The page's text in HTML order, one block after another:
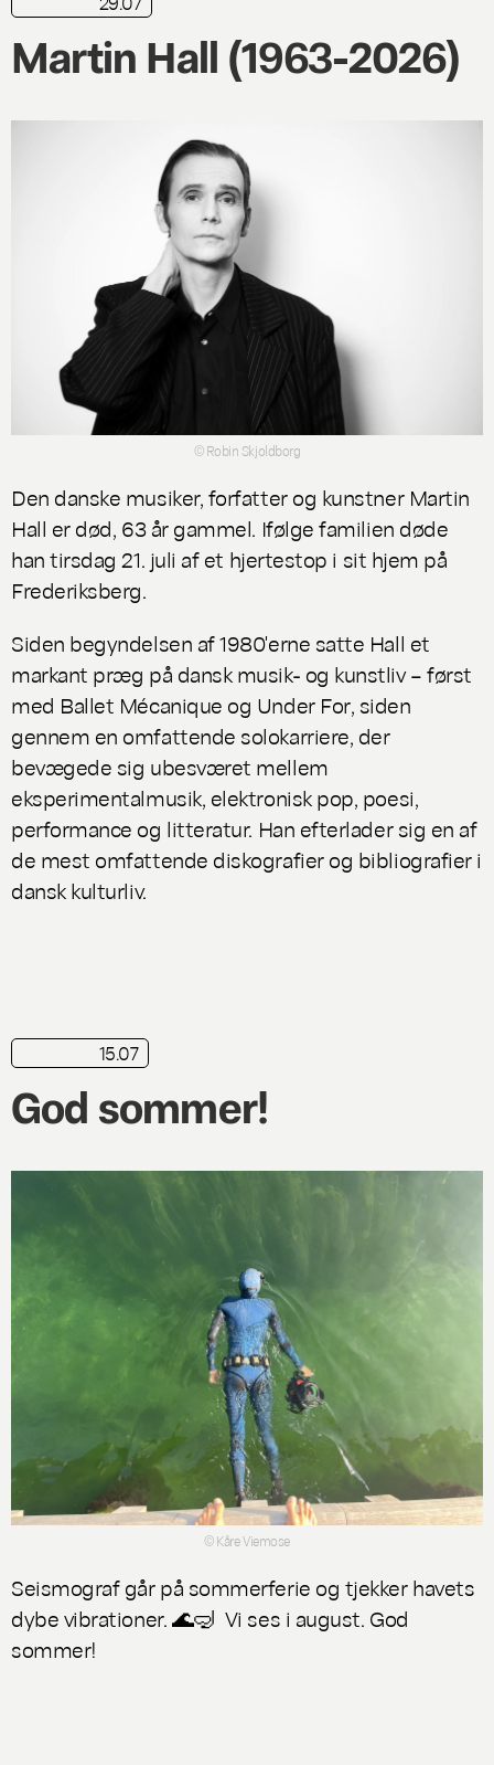
Martin Hall (1963-2026)
© Robin Skjoldborg
Den danske musiker, forfatter og kunstner Martin
Hall er død, 63 år gammel. Ifølge familien døde
han tirsdag 21. juli af et hjertestop i sit hjem på
Frederiksberg.
Siden begyndelsen af 1980'erne satte Hall et
markant præg på dansk musik- og kunstliv – først
med Ballet Mécanique og Under For, siden
gennem en omfattende solokarriere, der
bevægede sig ubesværet mellem
eksperimentalmusik, elektronisk pop, poesi,
performance og litteratur. Han efterlader sig en af
de mest omfattende diskografier og bibliografier i
dansk kulturliv.
15.07
God sommer!
© Kåre Viemose
Seismograf går på sommerferie og tjekker havets
dybe vibrationer. 🌊🤿 Vi ses i august. God
sommer!